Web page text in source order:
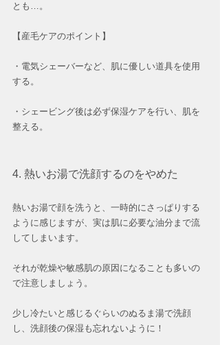
とも…。
【産毛ケアのポイント】
・電気シェーバーなど、肌に優しい道具を使用
する。
・シェービング後は必ず保湿ケアを行い、肌を
整える。
4. 熱いお湯で洗顔するのをやめた
熱いお湯で顔を洗うと、一時的にさっぱりする
ように感じますが、実は肌に必要な油分まで流
してしまいます。
それが乾燥や敏感肌の原因になることも多いの
で注意しましょう。
少し冷たいと感じるぐらいのぬるま湯で洗顔
し、洗顔後の保湿も忘れないように！